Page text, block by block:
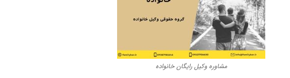
مشاوره وکیل رایگان خانواده